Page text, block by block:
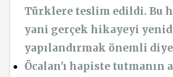
Türklere teslim edildi. Bu
yani gerçek hikayeyi
yapılandırmak önemli
Öcalan'ı hapiste tutmanın